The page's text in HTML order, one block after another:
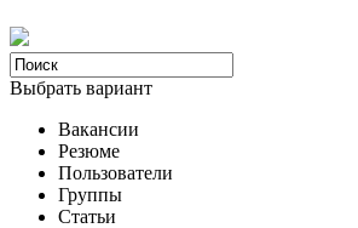
Выбрать вариант
Вакансии
Резюме
Пользователи
Группы
Статьи